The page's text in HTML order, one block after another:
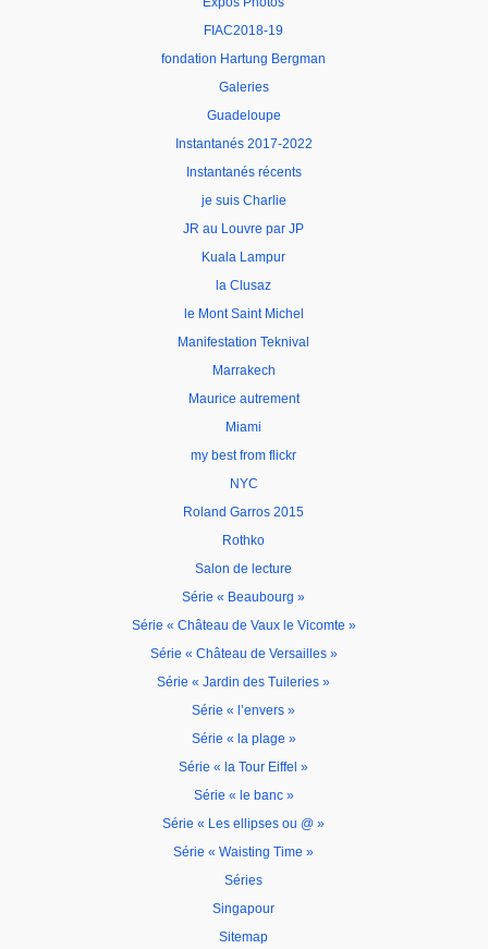
FIAC2018-19
fondation Hartung Bergman
Galeries
Guadeloupe
Instantanés 2017-2022
Instantanés récents
je suis Charlie
JR au Louvre par JP
Kuala Lampur
la Clusaz
le Mont Saint Michel
Manifestation Teknival
Marrakech
Maurice autrement
Miami
my best from flickr
NYC
Roland Garros 2015
Rothko
Salon de lecture
Série « Beaubourg »
Série « Château de Vaux le Vicomte »
Série « Château de Versailles »
Série « Jardin des Tuileries »
Série « l’envers »
Série « la plage »
Série « la Tour Eiffel »
Série « le banc »
Série « Les ellipses ou @ »
Série « Waisting Time »
Séries
Singapour
Sitemap